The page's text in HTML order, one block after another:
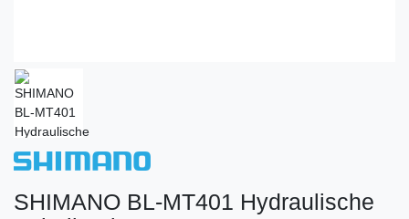
SHIMANO BL-MT401 Hydraulische